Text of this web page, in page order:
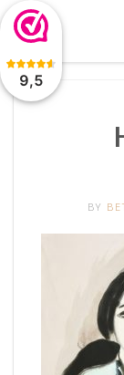
9,5
BY
De waardering